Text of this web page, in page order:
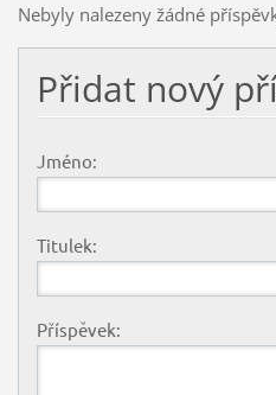
Nebyly nalezeny žádné
Přidat nový
Jméno:
Titulek:
Příspěvek: